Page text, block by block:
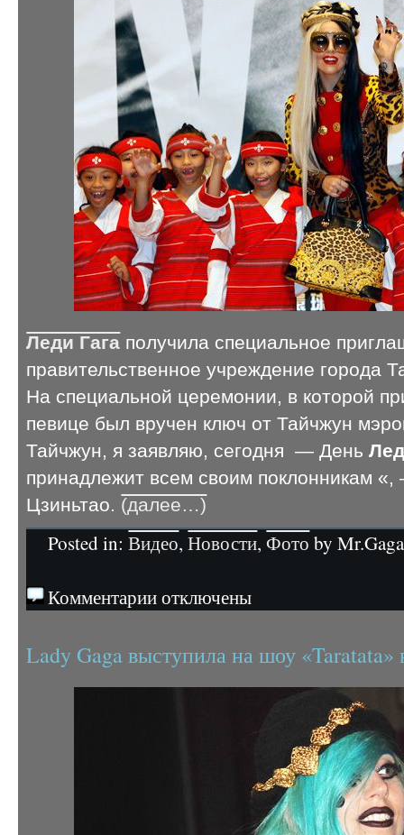
Леди Гага получила специальное
правительственное учреждение города
На специальной церемонии, в которой
певице был вручен ключ от Тайчжун
Тайчжун, я заявляю, сегодня — День
принадлежит всем своим поклонникам
Цзиньтао. (далее…)
Posted in:Видео,Новости,Фото by
Комментарии отключены
Lady Gaga выступила на шоу